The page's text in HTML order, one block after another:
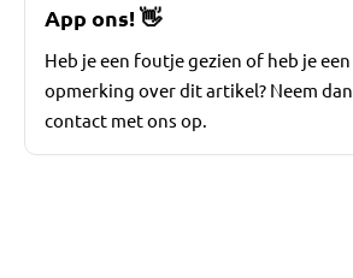
App ons!👋
Heb je een foutje gezien of heb je een
opmerking over dit artikel? Neem dan
contact met ons op.